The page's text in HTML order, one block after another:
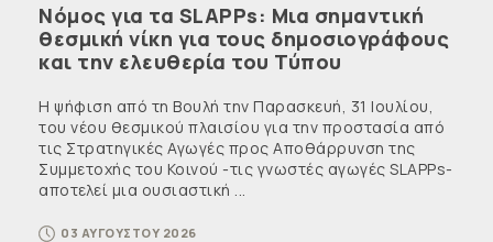
Νόμος για τα SLAPPs: Μια σημαντική
θεσμική νίκη για τους δημοσιογράφους
και την ελευθερία του Τύπου
Η ψήφιση από τη Βουλή την Παρασκευή, 31 Ιουλίου,
του νέου θεσμικού πλαισίου για την προστασία από
τις Στρατηγικές Αγωγές προς Αποθάρρυνση της
Συμμετοχής του Κοινού -τις γνωστές αγωγές SLAPPs-
αποτελεί μια ουσιαστική ...
03 ΑΥΓΟΥΣΤΟΥ 2026